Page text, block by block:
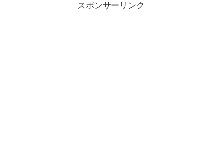
スポンサーリンク